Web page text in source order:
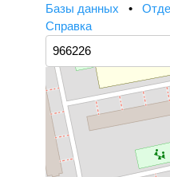
Базы данных •
Справка